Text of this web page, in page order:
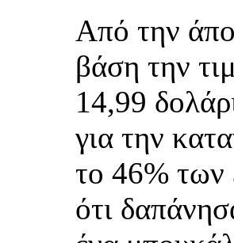
Από την
βάση την
14,99
για την
το 46%
ότι